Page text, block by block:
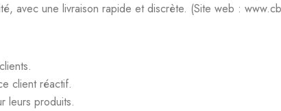
avec une livraison rapide et discrète. (Site web :
client réactif.
leurs produits.